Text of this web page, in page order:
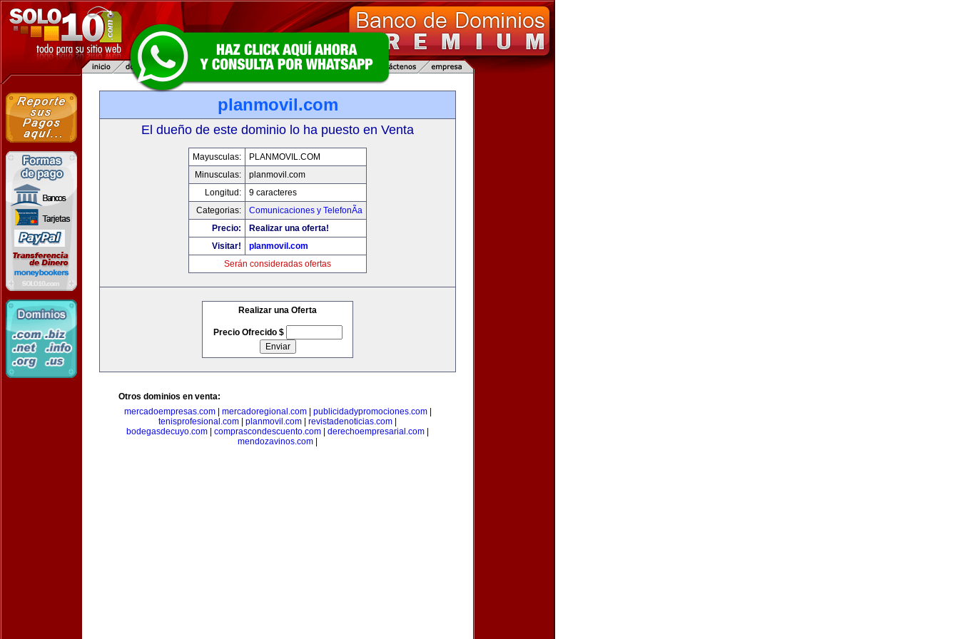
planmovil.com
El dueño de este dominio lo ha puesto en Venta
Mayusculas:
PLANMOVIL.COM
Minusculas:
planmovil.com
Longitud:
9 caracteres
Categorias:
Comunicaciones y TelefonÃ­a
Precio:
Realizar una oferta!
Visitar!
planmovil.com
Serán consideradas ofertas
Realizar una Oferta
Precio Ofrecido $
Otros dominios en venta:
mercadoempresas.com| mercadoregional.com| publicidadypromociones.com|
tenisprofesional.com
planmovil.com revistadenoticias.com
bodegasdecuyo.com
comprascondescuento.com derechoempresarial.com
mendozavinos.com